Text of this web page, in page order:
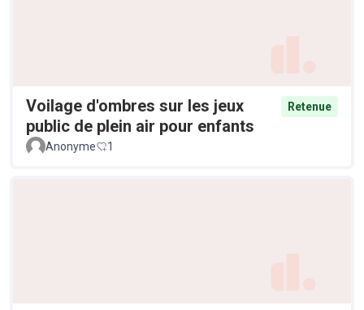
Voilage d'ombres sur les jeux
public de plein air pour enfants
Retenue
Anonyme 1